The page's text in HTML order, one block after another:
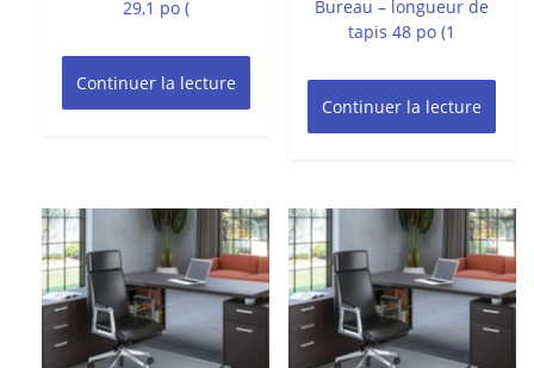
29,1 po (
Continuer la lecture
Bureau – longueur de
tapis 48 po (1
Continuer la lecture